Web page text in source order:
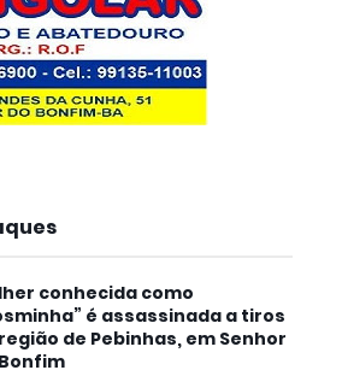
conhecida como
é assassinada a tiros
de Pebinhas, em Senhor